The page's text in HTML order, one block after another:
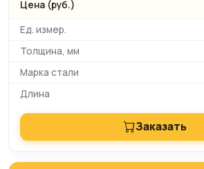
Заказать